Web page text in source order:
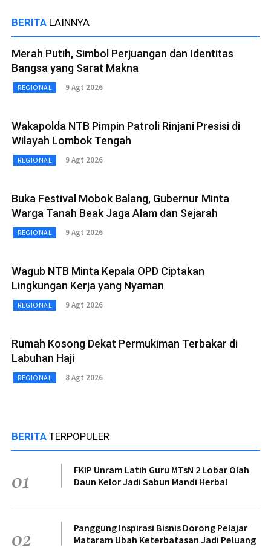
BERITA LAINNYA
Merah Putih, Simbol Perjuangan dan Identitas
Bangsa yang Sarat Makna
REGIONAL 9 Agt 2026
Wakapolda NTB Pimpin Patroli Rinjani Presisi di
Wilayah Lombok Tengah
REGIONAL 9 Agt 2026
Buka Festival Mobok Balang, Gubernur Minta
Warga Tanah Beak Jaga Alam dan Sejarah
REGIONAL 9 Agt 2026
Wagub NTB Minta Kepala OPD Ciptakan
Lingkungan Kerja yang Nyaman
REGIONAL 9 Agt 2026
Rumah Kosong Dekat Permukiman Terbakar di
Labuhan Haji
REGIONAL 8 Agt 2026
BERITA TERPOPULER
01
FKIP Unram Latih Guru MTsN 2 Lobar Olah
Daun Kelor Jadi Sabun Mandi Herbal
02
Panggung Inspirasi Bisnis Dorong Pelajar
Mataram Ubah Keterbatasan Jadi Peluang